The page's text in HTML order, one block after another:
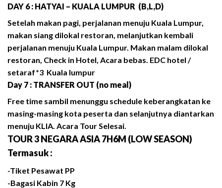
DAY 6 : HATYAI – KUALA LUMPUR (B,L,D)
Setelah makan pagi, perjalanan menuju Kuala Lumpur,
makan siang dilokal restoran, melanjutkan kembali
perjalanan menuju Kuala Lumpur. Makan malam dilokal
restoran, Check in Hotel, Acara bebas. EDC hotel /
setaraf*3 Kuala lumpur
Day 7 : TRANSFER OUT (no meal)
Free time sambil menunggu schedule keberangkatan ke
masing-masing kota peserta dan selanjutnya diantarkan
menuju KLIA. Acara Tour Selesai.
TOUR 3 NEGARA ASIA 7H6M (LOW SEASON)
Termasuk :
-Tiket Pesawat PP
-Bagasi Kabin 7 Kg